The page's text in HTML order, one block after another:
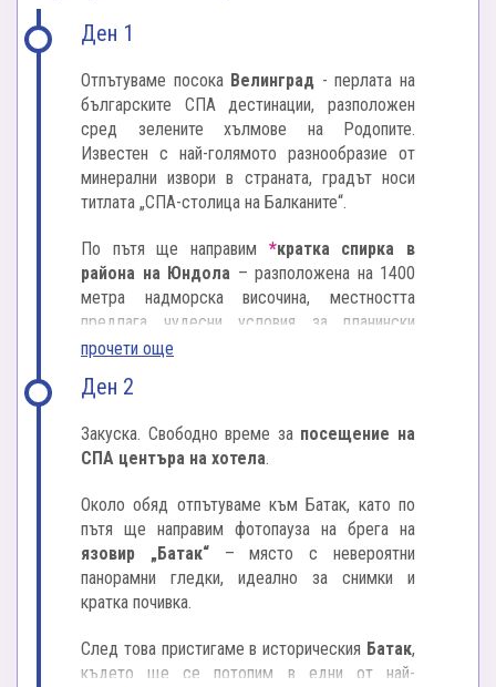
Ден 1
Отпътуваме посока Велинград - перлата на
българските СПА дестинации, разположен
сред зелените хълмове на Родопите.
Известен с най-голямото разнообразие от
минерални извори в страната, градът носи
титлата „СПА-столица на Балканите“.
По пътя ще направим *кратка спирка в
района на Юндола – разположена на 1400
метра надморска височина, местността
предлага чудесни условия за планински
туризъм, пикници и зимни спортове. В района
млечни продукти, което прави Юндола
български храни.
настаняваме в СПА хотел "Панорама" 3*.
Следва
свободно време за релакс в СПА
зоната на хотела– можем да се насладим
на термалния басейн, сауната, парната баня
планината.
прочети още
Ден 2
Закуска. Свободно време за посещение на
СПА центъра на хотела.
Около обяд отпътуваме към Батак, като по
пътя ще направим фотопауза на брега на
язовир „Батак“– място с невероятни
панорамни гледки, идеално за снимки и
кратка почивка.
След това пристигаме в историческия Батак,
където ще се потопим в едни от най-